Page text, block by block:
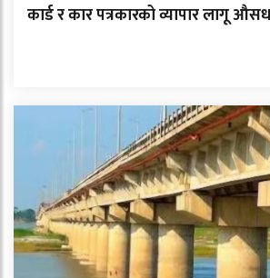
कार्ड र कार पत्रकारको व्यापार लागू